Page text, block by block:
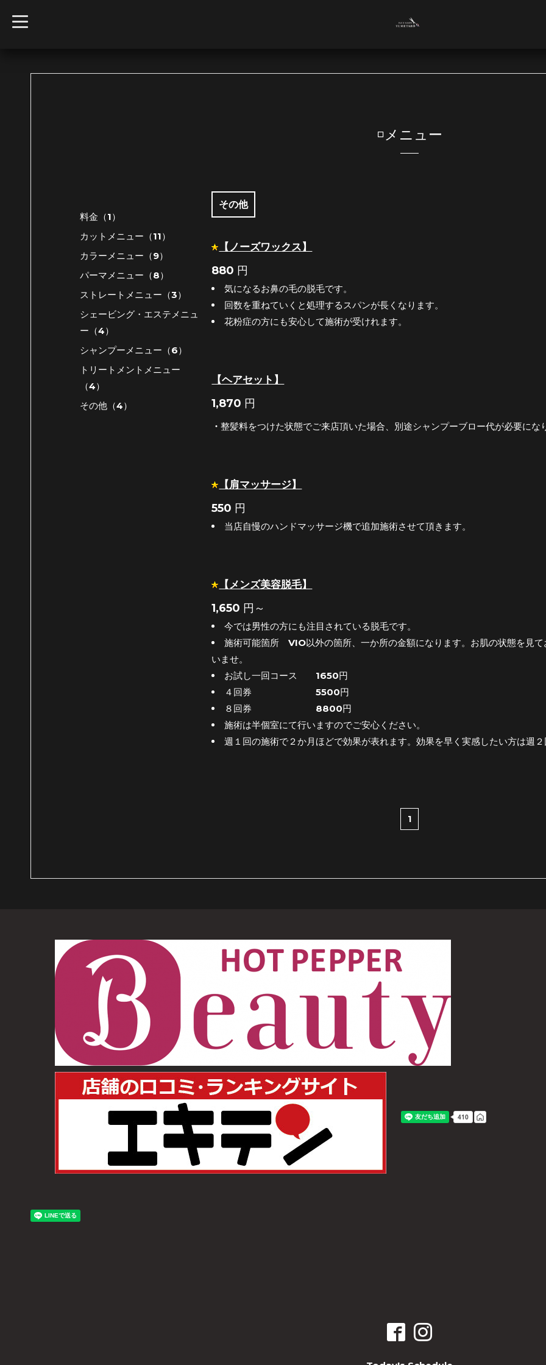
t
o
◽️メニュー
その他
【ノーズワックス】
880 円
気になるお鼻の毛の脱毛です。
回数を重ねていくと処理するスパンが長くなります。
花粉症の方にも安心して施術が受けれます。
【ヘアセット】
1,870 円
・整髪料をつけた状態でご来店頂いた場合、別途シャンプーブロー代が必要にな
【肩マッサージ】
550 円
当店自慢のハンドマッサージ機で追加施術させて頂きます。
【メンズ美容脱毛】
1,650 円～
今では男性の方にも注目されている脱毛です。
施術可能箇所 VIO以外の箇所、一か所の金額になります。お肌の状態を見
いませ。
お試し一回コース 1650円
４回券 5500円
８回券 8800円
施術は半個室にて行いますのでご安心ください。
週１回の施術で２か月ほどで効果が表れます。効果を早く実感したい方は週
料金（1）
カットメニュー（11）
カラーメニュー（9）
パーマメニュー（8）
ストレートメニュー（3）
シェービング・エステメニュ
ー（4）
シャンプーメニュー（6）
トリートメントメニュー
（4）
その他（4）
1